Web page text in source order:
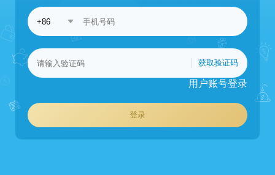
获取验证码
用户账号登录
登录